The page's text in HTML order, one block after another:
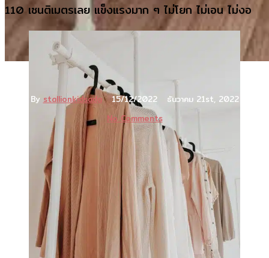
By stallionkidsada 15/12/2022
ธันวาคม 21st, 2022
No Comments
110 เซนติเมตรเลย แข็งแรงมาก ๆ ไม่โยก ไม่เอน ไม่งอ